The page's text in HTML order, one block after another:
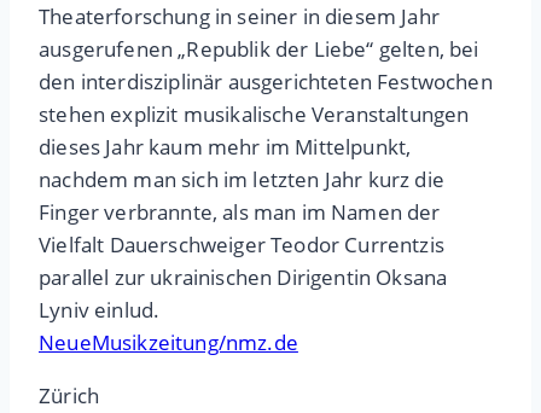
Theaterforschung in seiner in diesem Jahr
ausgerufenen „Republik der Liebe“ gelten, bei
den interdisziplinär ausgerichteten Festwochen
stehen explizit musikalische Veranstaltungen
dieses Jahr kaum mehr im Mittelpunkt,
nachdem man sich im letzten Jahr kurz die
Finger verbrannte, als man im Namen der
Vielfalt Dauerschweiger Teodor Currentzis
parallel zur ukrainischen Dirigentin Oksana
Lyniv einlud.
NeueMusikzeitung/nmz.de
Zürich